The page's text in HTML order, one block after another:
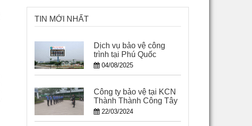
TIN MỚI NHẤT
Dịch vụ bảo vệ công
trình tại Phú Quốc
04/08/2025
Công ty bảo vệ tại KCN
Thành Thành Công Tây
Ninh22/03/2024